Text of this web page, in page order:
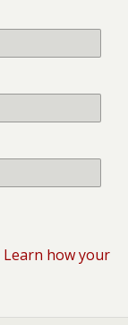
Learn how your